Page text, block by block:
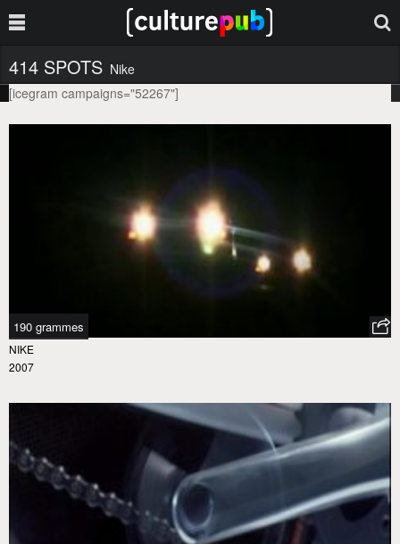
414 SPOTS Nike
[icegram campaigns="52267"]
190 grammes
NIKE
2007